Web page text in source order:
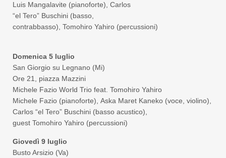
Luis Mangalavite (pianoforte), Carlos
“el Tero” Buschini (basso,
contrabbasso), Tomohiro Yahiro (percussioni)
Domenica 5 luglio
San Giorgio su Legnano (Mi)
Ore 21, piazza Mazzini
Michele Fazio World Trio feat. Tomohiro Yahiro
Michele Fazio (pianoforte), Aska Maret Kaneko (voce, violino),
Carlos “el Tero” Buschini (basso acustico),
guest Tomohiro Yahiro (percussioni)
Giovedì 9 luglio
Busto Arsizio (Va)